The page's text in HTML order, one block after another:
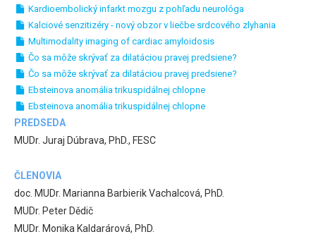
Kardioembolický infarkt mozgu z pohľadu neurológa
Kalciové senzitizéry - nový obzor v liečbe srdcového zlyhania
Multimodality imaging of cardiac amyloidosis
Čo sa môže skrývať za dilatáciou pravej predsiene?
Čo sa môže skrývať za dilatáciou pravej predsiene?
Ebsteinova anomália trikuspidálnej chlopne
Ebsteinova anomália trikuspidálnej chlopne
PREDSEDA
MUDr. Juraj Dúbrava, PhD., FESC
ČLENOVIA
doc. MUDr. Marianna Barbierik Vachalcová, PhD.
MUDr. Peter Dědič
MUDr. Monika Kaldarárová, PhD.